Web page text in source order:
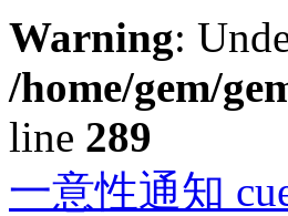
Warning:
/home/gem/
line 289
一意性通知